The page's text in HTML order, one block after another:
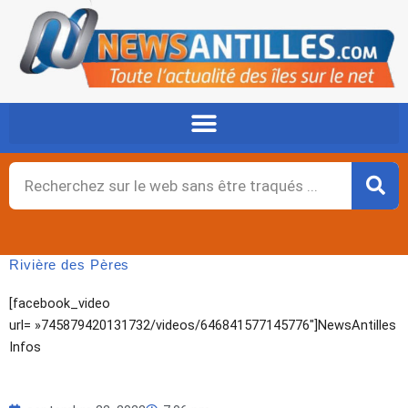
contenu
Rechercher
Rivière des Pères
[facebook_video
url= »745879420131732/videos/646841577145776″]NewsAntilles
Infos